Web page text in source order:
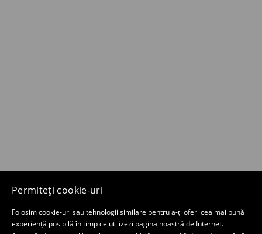
Permiteți cookie-uri
Folosim cookie-uri sau tehnologii similare pentru a-ți oferi cea mai bună
experiență posibilă în timp ce utilizezi pagina noastră de Internet.